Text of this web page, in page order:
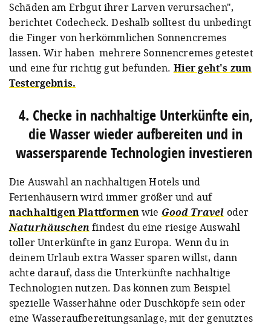
Schäden am Erbgut ihrer Larven verursachen",
berichtet Codecheck. Deshalb solltest du unbedingt
die Finger von herkömmlichen Sonnencremes
lassen. Wir haben mehrere Sonnencremes getestet
und eine für richtig gut befunden. Hier geht's zum
Testergebnis.
4. Checke in nachhaltige Unterkünfte ein,
die Wasser wieder aufbereiten und in
wassersparende Technologien investieren⁠
Die Auswahl an nachhaltigen Hotels und
Ferienhäusern wird immer größer und auf
nachhaltigen Plattformenwie Good Travel oder
Naturhäuschenfindest du eine riesige Auswahl
toller Unterkünfte in ganz Europa. Wenn du in
deinem Urlaub extra Wasser sparen willst, dann
achte darauf, dass die Unterkünfte nachhaltige
Technologien nutzen. Das können zum Beispiel
spezielle Wasserhähne oder Duschköpfe sein oder
eine Wasseraufbereitungsanlage, mit der genutztes